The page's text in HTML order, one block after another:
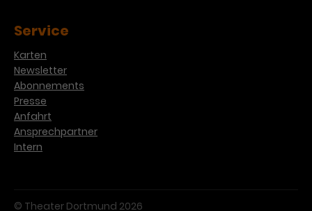
Service
Karten
Newsletter
Abonnements
Presse
Anfahrt
Ansprechpartner
Intern
© Theater Dortmund 2026